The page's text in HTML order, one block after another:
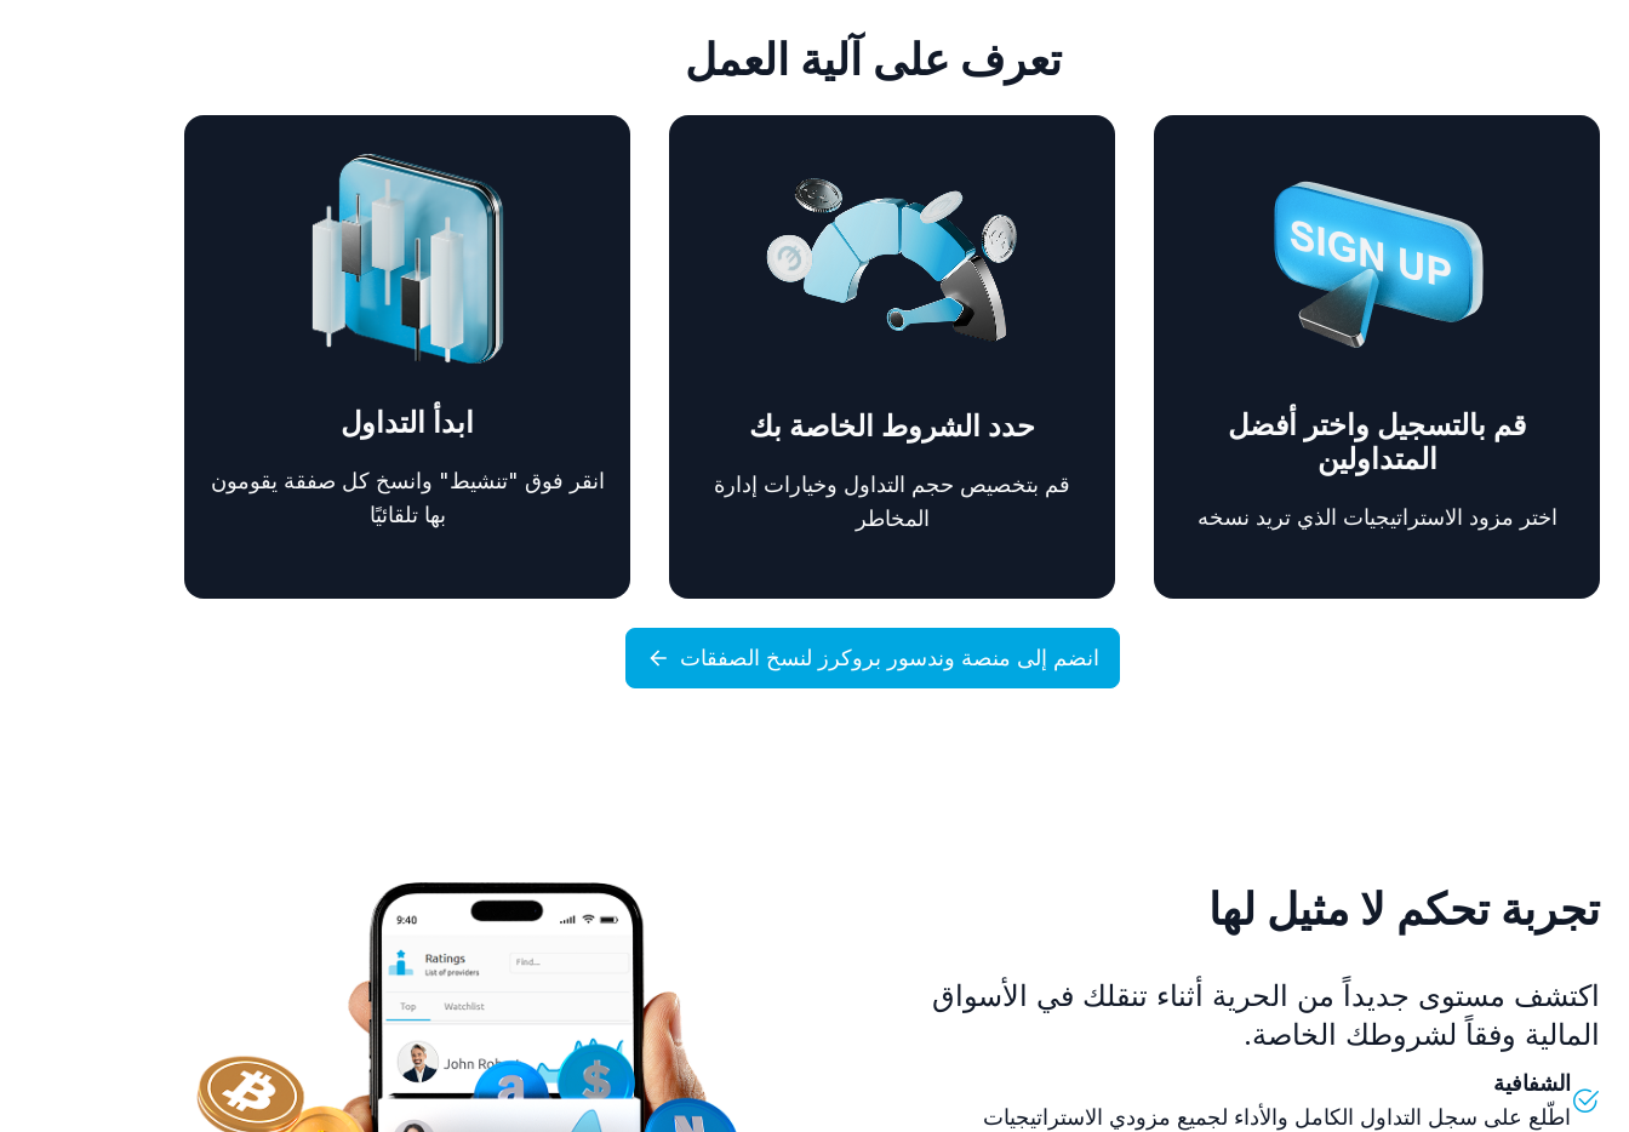
تعرف على آلية العمل
قم بالتسجيل واختر أفضل
المتداولين
اختر مزود الاستراتيجيات الذي تريد نسخه
حدد الشروط الخاصة بك
قم بتخصيص حجم التداول وخيارات إدارة
المخاطر
ابدأ التداول
انقر فوق "تنشيط" وانسخ كل صفقة يقومون
بها تلقائيًا
انضم إلى منصة وندسور بروكرز لنسخ الصفقات
تجربة تحكم لا مثيل لها
اكتشف مستوى جديداً من الحرية أثناء تنقلك في الأسواق
المالية وفقاً لشروطك الخاصة.
الشفافية
اطّلع على سجل التداول الكامل والأداء لجميع مزودي الاستراتيجيات